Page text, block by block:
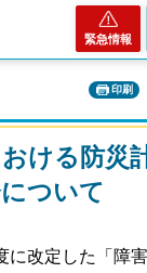
緊急情報
印刷
ける防災
ついて
に改定した「障